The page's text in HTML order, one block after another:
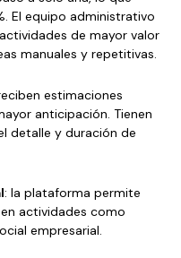
El equipo administrativo
de mayor valor
manuales y repetitivas.
estimaciones
anticipación. Tienen
detalle y duración de
: la plataforma permite
actividades como
empresarial.